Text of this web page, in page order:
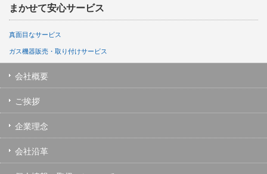
まかせて安心サービス
真面目なサービス
ガス機器販売・取り付けサービス
会社概要
ご挨拶
企業理念
会社沿革